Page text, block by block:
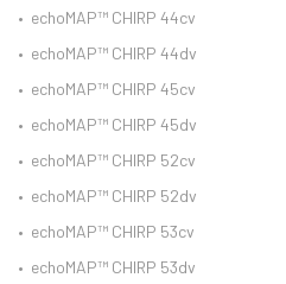
• echoMAP™ CHIRP 44cv
• echoMAP™ CHIRP 44dv
• echoMAP™ CHIRP 45cv
• echoMAP™ CHIRP 45dv
• echoMAP™ CHIRP 52cv
• echoMAP™ CHIRP 52dv
• echoMAP™ CHIRP 53cv
• echoMAP™ CHIRP 53dv